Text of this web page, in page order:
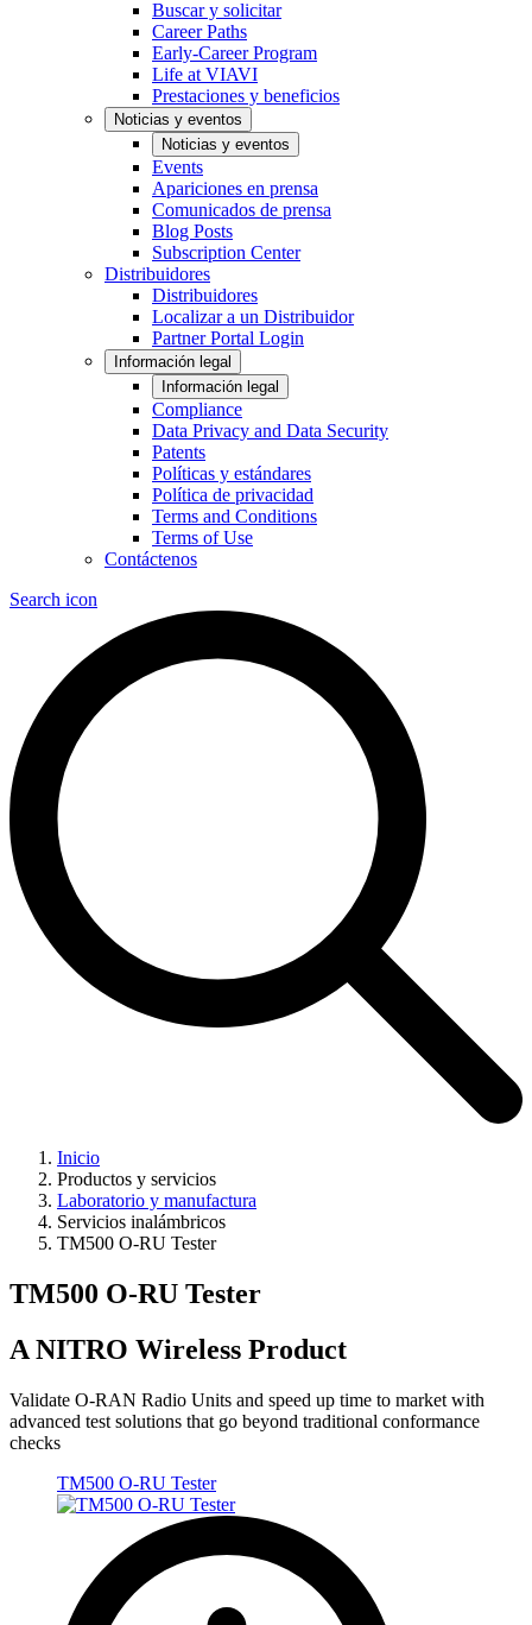
Buscar y solicitar
Career Paths
Early-Career Program
Life at VIAVI
Prestaciones y beneficios
Noticias y eventos
Noticias y eventos
Events
Apariciones en prensa
Comunicados de prensa
Blog Posts
Subscription Center
Distribuidores
Distribuidores
Localizar a un Distribuidor
Partner Portal Login
Información legal
Información legal
Compliance
Data Privacy and Data Security
Patents
Políticas y estándares
Política de privacidad
Terms and Conditions
Terms of Use
Contáctenos
Search icon
Inicio
Productos y servicios
Laboratorio y manufactura
Servicios inalámbricos
TM500 O-RU Tester
TM500 O-RU Tester
A NITRO Wireless Product
Validate O-RAN Radio Units and speed up time to market with
advanced test solutions that go beyond traditional conformance
checks
TM500 O-RU Tester